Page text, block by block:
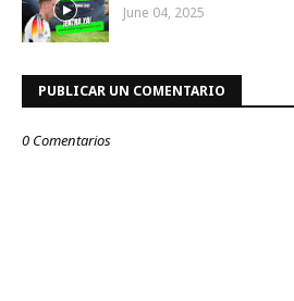
June 04, 2025
PUBLICAR UN COMENTARIO
0 Comentarios